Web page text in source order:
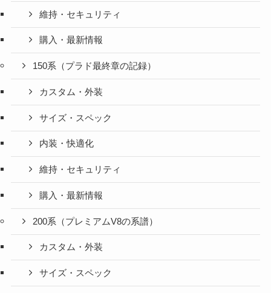
維持・セキュリティ
購入・最新情報
150系（プラド最終章の記録）
カスタム・外装
サイズ・スペック
内装・快適化
維持・セキュリティ
購入・最新情報
200系（プレミアムV8の系譜）
カスタム・外装
サイズ・スペック